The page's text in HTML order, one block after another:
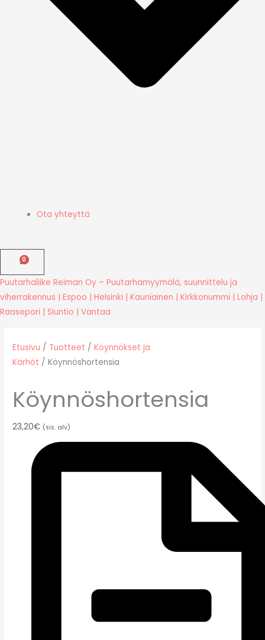
Ota yhteyttä
Puutarhaliike Reiman Oy – Puutarhamyymälä, suunnittelu ja
viherrakennus | Espoo | Helsinki | Kauniainen | Kirkkonummi | Lohja |
Raasepori | Siuntio | Vantaa
Etusivu / Tuotteet /Köynnökset ja
Kärhöt / Köynnöshortensia
Köynnöshortensia
23,20€ (sis. alv)